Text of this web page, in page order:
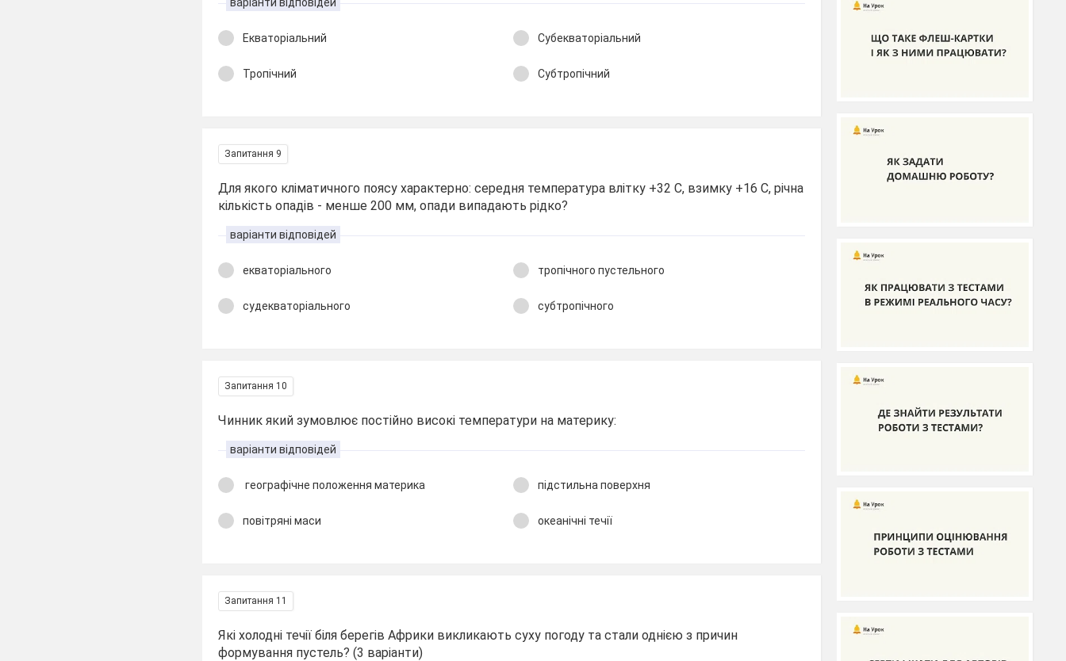
Екваторіальний Субекваторіальний
Тропічний Субтропічний
Запитання 9
Для якого кліматичного поясу характерно: середня температура влітку +32 С, взимку +16 С, річна
кількість опадів - менше 200 мм, опади випадають рідко?
варіанти відповідей
екваторіального тропічного пустельного
судекваторіального субтропічного
Запитання 10
Чинник який зумовлює постійно високі температури на материку:
варіанти відповідей
географічне положення материка підстильна поверхня
повітряні маси океанічні течії
Запитання 11
Які холодні течії біля берегів Африки викликають суху погоду та стали однією з причин
формування пустель? (3 варіанти)